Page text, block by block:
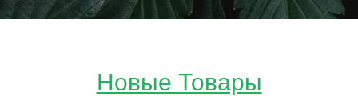
Новые Товары